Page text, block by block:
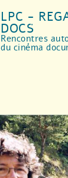
LPC -
DOCS
Rencontres
du cinéma